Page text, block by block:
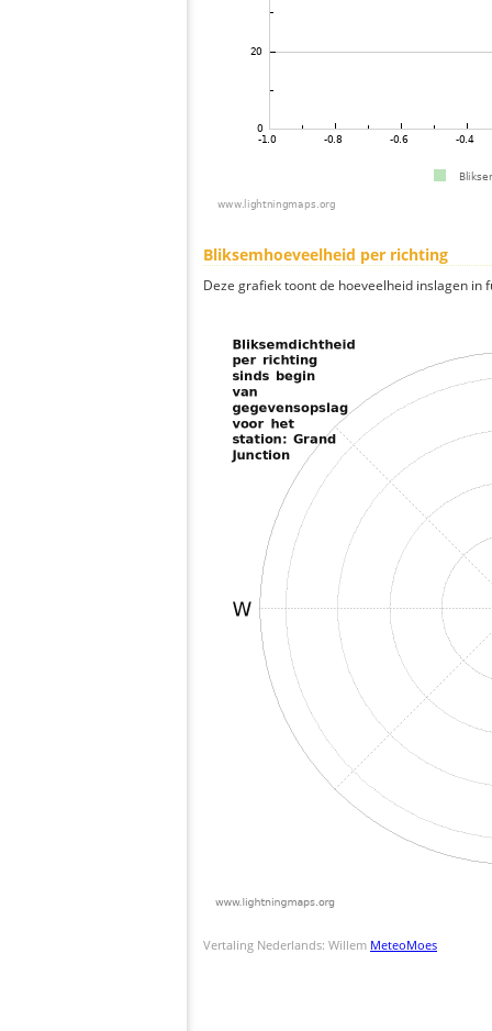
Bliksemhoeveelheid per richting
Deze grafiek toont de hoeveelheid inslagen
Vertaling Nederlands: Willem MeteoMoes